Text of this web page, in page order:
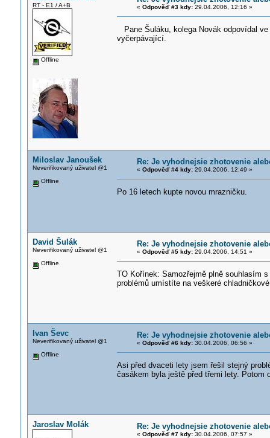
RT - E1 / A+B
Offline
« Odpověď #3 kdy:29.04.2006, 12:16 »
Pane Šuláku, kolega Novák odpovídal
vyčerpávající.
Miloslav Janoušek
Neverifikovaný uživatel @1
Offline
Re: Je vyhodnejsie zhotovenie
« Odpověď #4 kdy:29.04.2006, 12:49 »
Po 16 letech kupte novou mrazničku.
David Šulák
Neverifikovaný uživatel @1
Offline
Re: Je vyhodnejsie zhotovenie
« Odpověď #5 kdy:29.04.2006, 14:51 »
TO Kořínek: Samozřejmě plně souhlasím
problémů umístíte na veškeré
Ivan Ševc
Neverifikovaný uživatel @1
Offline
Re: Je vyhodnejsie zhotovenie
« Odpověď #6 kdy:30.04.2006, 06:56 »
Asi před dvaceti lety jsem řešil stejný
časákem byla ještě před třemi lety. Potom
Jaroslav Molák Re: Je vyhodnejsie zhotovenie
« Odpověď #7 kdy:30.04.2006, 07:57 »